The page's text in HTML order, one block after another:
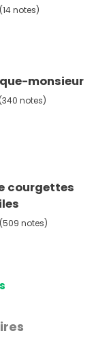
(14 notes)
monsieur
(340 notes)
courgettes
(509 notes)